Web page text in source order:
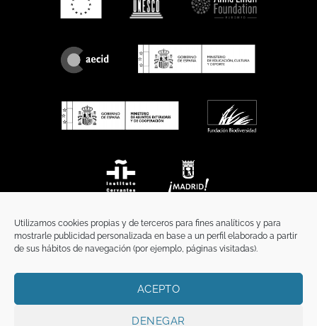
Utilizamos cookies propias y de terceros para fines analíticos y para
mostrarle publicidad personalizada en base a un perfil elaborado a partir
de sus hábitos de navegación (por ejemplo, páginas visitadas).
ACEPTO
DENEGAR
TÉRMINOS Y CONDICIONES